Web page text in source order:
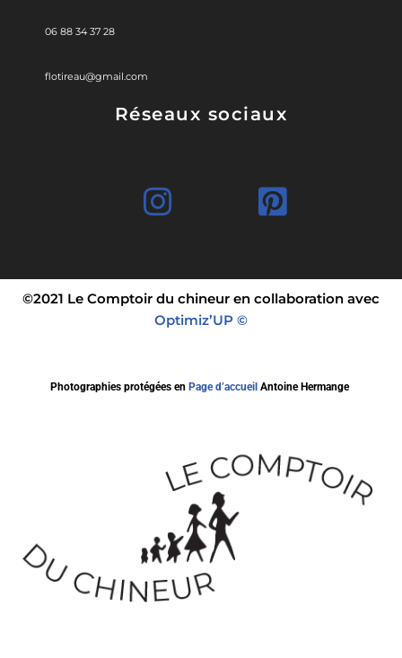
06 88 34 37 28
flotireau@gmail.com
Réseaux sociaux
©2021 Le Comptoir du chineur en collaboration avec
Optimiz’UP ©
Photographies protégées en Page d’accueil Antoine Hermange